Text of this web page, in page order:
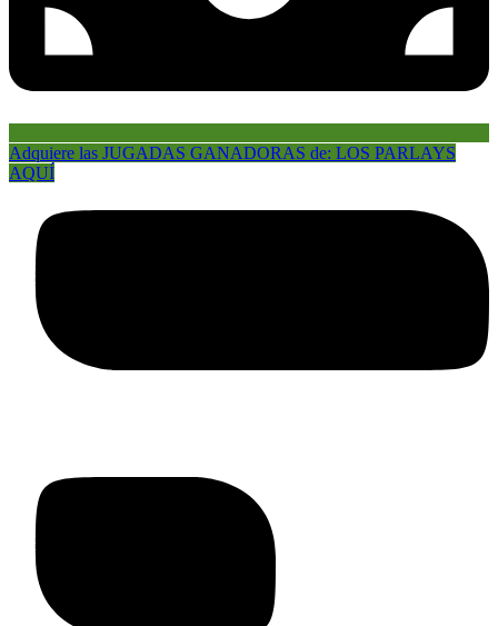
Adquiere las JUGADAS GANADORAS de: LOS PARLAYS
AQUÍ